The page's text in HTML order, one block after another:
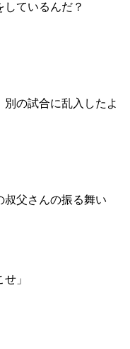
ているんだ？
の試合に乱入したよ
叔父さんの振る舞い
」